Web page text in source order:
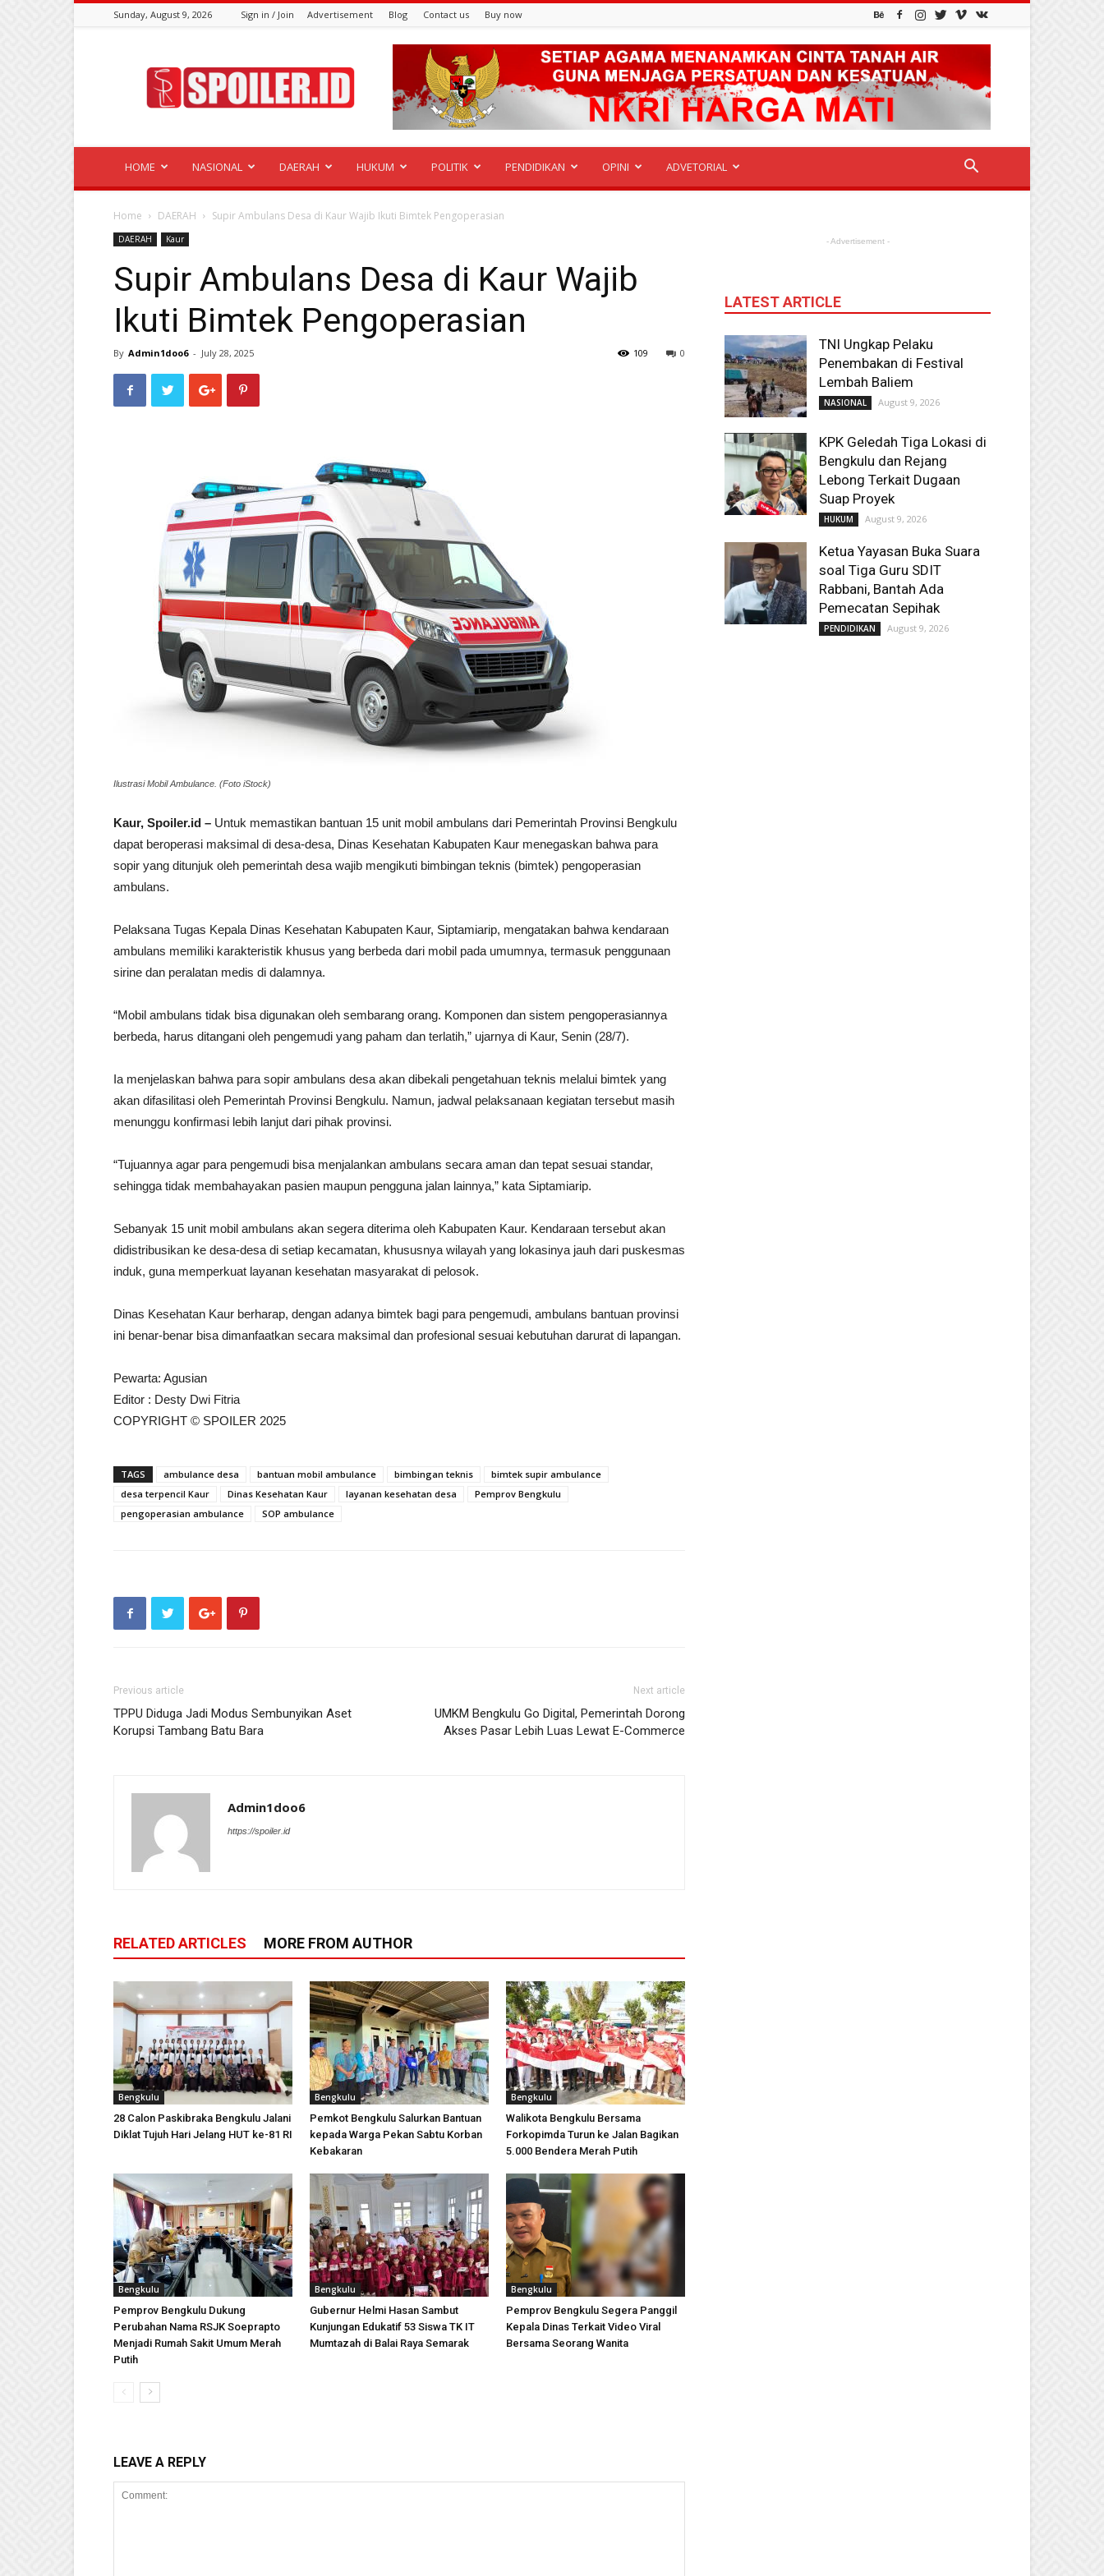
Sunday, August 9, 2026 Sign in / Join Advertisement Blog Contact us Buy now
HOME NASIONAL DAERAH HUKUM POLITIK PENDIDIKAN OPINI ADVETORIAL
Home DAERAH Supir Ambulans Desa di Kaur Wajib Ikuti Bimtek Pengoperasian
DAERAH Kaur
Supir Ambulans Desa di Kaur Wajib
Ikuti Bimtek Pengoperasian
By Admin1doo6 - July 28, 2025 0
109
Ilustrasi Mobil Ambulance. (Foto iStock)
Kaur, Spoiler.id – Untuk memastikan bantuan 15 unit mobil ambulans dari Pemerintah Provinsi Bengkulu
dapat beroperasi maksimal di desa-desa, Dinas Kesehatan Kabupaten Kaur menegaskan bahwa para
sopir yang ditunjuk oleh pemerintah desa wajib mengikuti bimbingan teknis (bimtek) pengoperasian
ambulans.
Pelaksana Tugas Kepala Dinas Kesehatan Kabupaten Kaur, Siptamiarip, mengatakan bahwa kendaraan
ambulans memiliki karakteristik khusus yang berbeda dari mobil pada umumnya, termasuk penggunaan
sirine dan peralatan medis di dalamnya.
“Mobil ambulans tidak bisa digunakan oleh sembarang orang. Komponen dan sistem pengoperasiannya
berbeda, harus ditangani oleh pengemudi yang paham dan terlatih,” ujarnya di Kaur, Senin (28/7).
Ia menjelaskan bahwa para sopir ambulans desa akan dibekali pengetahuan teknis melalui bimtek yang
akan difasilitasi oleh Pemerintah Provinsi Bengkulu. Namun, jadwal pelaksanaan kegiatan tersebut masih
menunggu konfirmasi lebih lanjut dari pihak provinsi.
“Tujuannya agar para pengemudi bisa menjalankan ambulans secara aman dan tepat sesuai standar,
sehingga tidak membahayakan pasien maupun pengguna jalan lainnya,” kata Siptamiarip.
Sebanyak 15 unit mobil ambulans akan segera diterima oleh Kabupaten Kaur. Kendaraan tersebut akan
didistribusikan ke desa-desa di setiap kecamatan, khususnya wilayah yang lokasinya jauh dari puskesmas
induk, guna memperkuat layanan kesehatan masyarakat di pelosok.
Dinas Kesehatan Kaur berharap, dengan adanya bimtek bagi para pengemudi, ambulans bantuan provinsi
ini benar-benar bisa dimanfaatkan secara maksimal dan profesional sesuai kebutuhan darurat di lapangan.
Pewarta: Agusian
Editor : Desty Dwi Fitria
COPYRIGHT © SPOILER 2025
TAGS ambulance desa bantuan mobil ambulance bimbingan teknis
bimtek supir ambulance
desa terpencil Kaur
Dinas Kesehatan Kaur layanan kesehatan desa
Pemprov Bengkulu
pengoperasian ambulance
SOP ambulance
Previous article
TPPU Diduga Jadi Modus Sembunyikan Aset
Korupsi Tambang Batu Bara
Next article
UMKM Bengkulu Go Digital, Pemerintah Dorong
Akses Pasar Lebih Luas Lewat E-Commerce
Admin1doo6
https://spoiler.id
RELATED ARTICLES MORE FROM AUTHOR
Bengkulu
28 Calon Paskibraka Bengkulu Jalani
Diklat Tujuh Hari Jelang HUT ke-81 RI
Bengkulu
Pemkot Bengkulu Salurkan Bantuan
kepada Warga Pekan Sabtu Korban
Kebakaran
Bengkulu
Walikota Bengkulu Bersama
Forkopimda Turun ke Jalan Bagikan
5.000 Bendera Merah Putih
Bengkulu
Pemprov Bengkulu Dukung
Perubahan Nama RSJK Soeprapto
Menjadi Rumah Sakit Umum Merah
Putih
Bengkulu
Gubernur Helmi Hasan Sambut
Kunjungan Edukatif 53 Siswa TK IT
Mumtazah di Balai Raya Semarak
Bengkulu
Pemprov Bengkulu Segera Panggil
Kepala Dinas Terkait Video Viral
Bersama Seorang Wanita
LEAVE A REPLY
- Advertisement -
LATEST ARTICLE
TNI Ungkap Pelaku
Penembakan di Festival
Lembah Baliem
NASIONAL August 9, 2026
KPK Geledah Tiga Lokasi di
Bengkulu dan Rejang
Lebong Terkait Dugaan
Suap Proyek
HUKUM August 9, 2026
Ketua Yayasan Buka Suara
soal Tiga Guru SDIT
Rabbani, Bantah Ada
Pemecatan Sepihak
PENDIDIKAN August 9, 2026